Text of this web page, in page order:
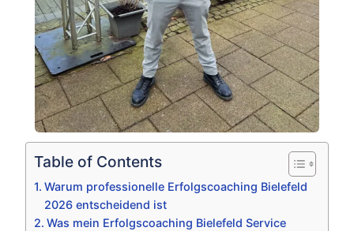
Table of Contents
Warum professionelle Erfolgscoaching Bielefeld
2026 entscheidend ist
Was mein Erfolgscoaching Bielefeld Service